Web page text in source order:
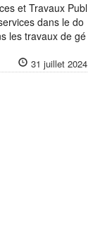
et Travaux Publ
dans le do
les travaux de gé
31 juillet 2024